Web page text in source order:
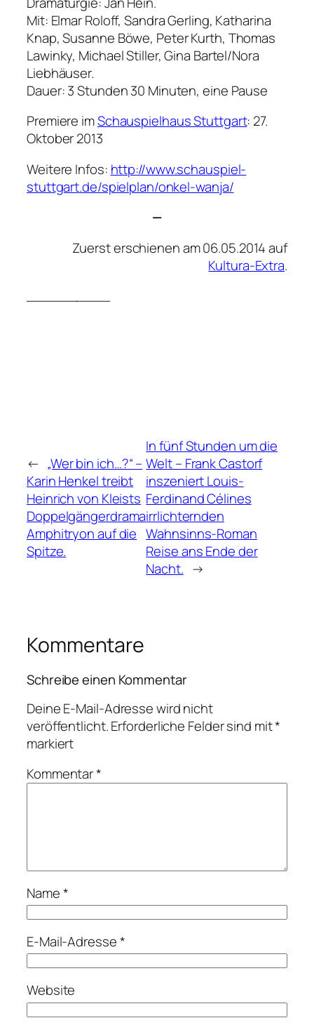
Mit: Elmar Roloff, Sandra Gerling, Katharina
Knap, Susanne Böwe, Peter Kurth, Thomas
Lawinky, Michael Stiller, Gina Bartel/Nora
Liebhäuser.
Dauer: 3 Stunden 30 Minuten, eine Pause
Premiere imSchauspielhaus Stuttgart: 27.
Oktober 2013
Weitere Infos: http://www.schauspiel-
stuttgart.de/spielplan/onkel-wanja/
—
Zuerst erschienen am 06.05.2014 auf
Kultura-Extra.
__________
← „Wer bin ich…?“ –
Karin Henkel treibt
Heinrich von Kleists
Doppelgängerdrama
Amphitryon auf die
Spitze.
In fünf Stunden um die
Welt – Frank Castorf
inszeniert Louis-
Ferdinand Célines
irrlichternden
Wahnsinns-Roman
Reise ans Ende der
Nacht. →
Kommentare
Schreibe einen Kommentar
Deine E-Mail-Adresse wird nicht
veröffentlicht.Erforderliche Felder sind mit*
markiert
Kommentar*
Name*
E-Mail-Adresse*
Website